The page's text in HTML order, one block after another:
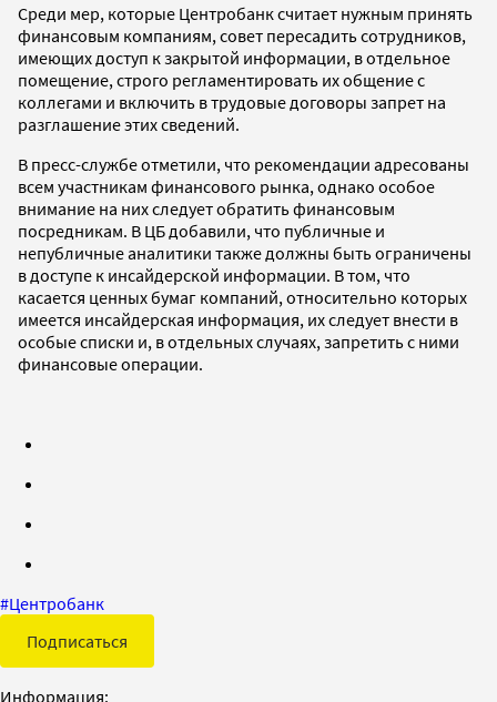
Среди мер, которые Центробанк считает нужным принять
финансовым компаниям, совет пересадить сотрудников,
имеющих доступ к закрытой информации, в отдельное
помещение, строго регламентировать их общение с
коллегами и включить в трудовые договоры запрет на
разглашение этих сведений.
В пресс-службе отметили, что рекомендации адресованы
всем участникам финансового рынка, однако особое
внимание на них следует обратить финансовым
посредникам. В ЦБ добавили, что публичные и
непубличные аналитики также должны быть ограничены
в доступе к инсайдерской информации. В том, что
касается ценных бумаг компаний, относительно которых
имеется инсайдерская информация, их следует внести в
особые списки и, в отдельных случаях, запретить с ними
финансовые операции.
#Центробанк
Подписаться
Информация: